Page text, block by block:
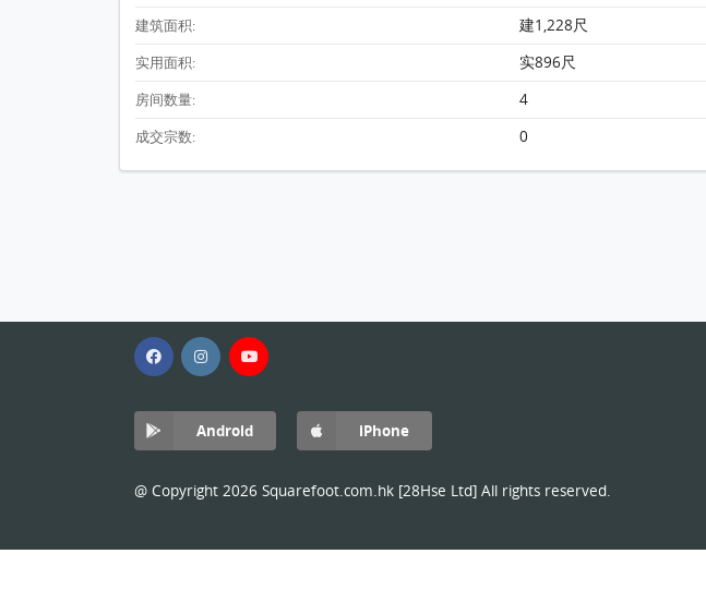
建筑面积: 建1,228尺
实用面积: 实896尺
房间数量: 4
成交宗数: 0
Android iPhone
@ Copyright 2026 Squarefoot.com.hk [28Hse Ltd] All rights reserved.